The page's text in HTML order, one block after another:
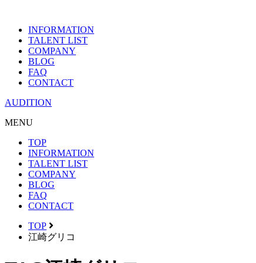
INFORMATION
TALENT LIST
COMPANY
BLOG
FAQ
CONTACT
AUDITION
MENU
TOP
INFORMATION
TALENT LIST
COMPANY
BLOG
FAQ
CONTACT
TOP
江崎グリコ